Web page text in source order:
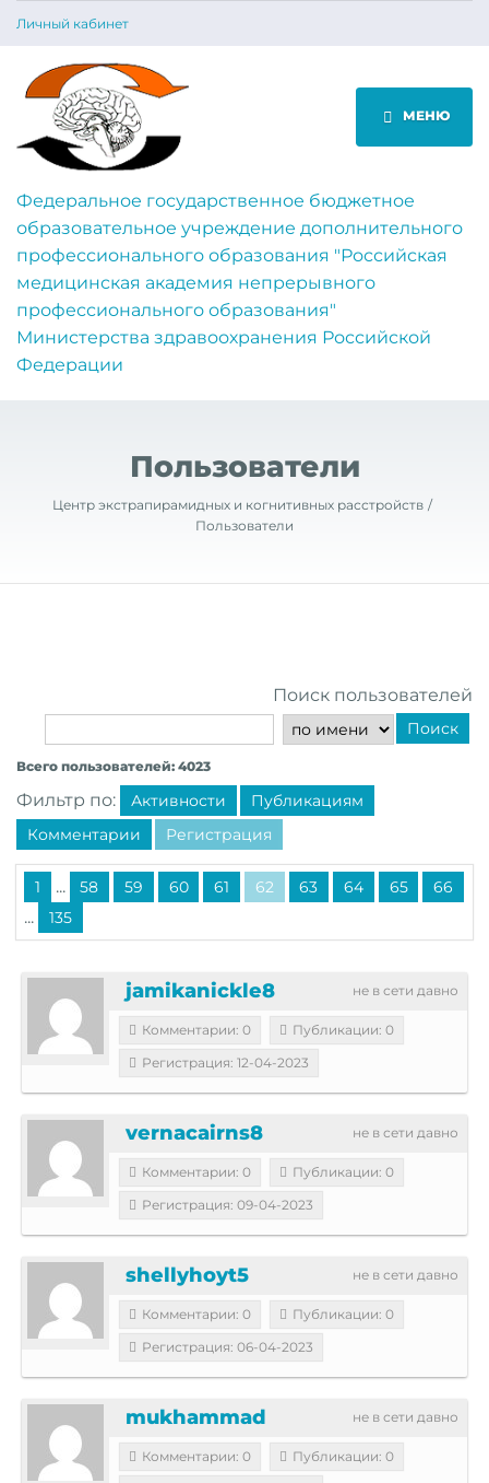
Личный кабинет
МЕНЮ
Федеральное государственное бюджетное
образовательное учреждение дополнительного
профессионального образования "Российская
медицинская академия непрерывного
профессионального образования"
Министерства здравоохранения Российской
Федерации
Пользователи
Центр экстрапирамидных и когнитивных расстройств
Пользователи
Поиск пользователей
Поиск
Всего пользователей: 4023
Фильтр по: Активности
Публикациям
Комментарии
Регистрация
1 ... 58 59 60 61 62 63 64 65 66
... 135
не в сети давно
jamikanickle8
Комментарии: 0
Публикации: 0
Регистрация: 12-04-2023
не в сети давно
vernacairns8
Комментарии: 0
Публикации: 0
Регистрация: 09-04-2023
не в сети давно
shellyhoyt5
Комментарии: 0
Публикации: 0
Регистрация: 06-04-2023
не в сети давно
mukhammad
Комментарии: 0
Публикации: 0